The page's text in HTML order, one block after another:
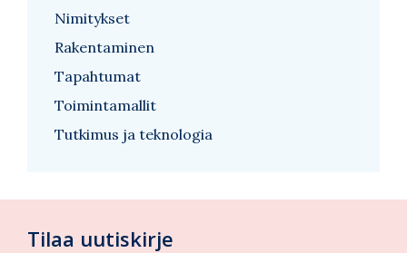
Nimitykset
Rakentaminen
Tapahtumat
Toimintamallit
Tutkimus ja teknologia
Tilaa uutiskirje